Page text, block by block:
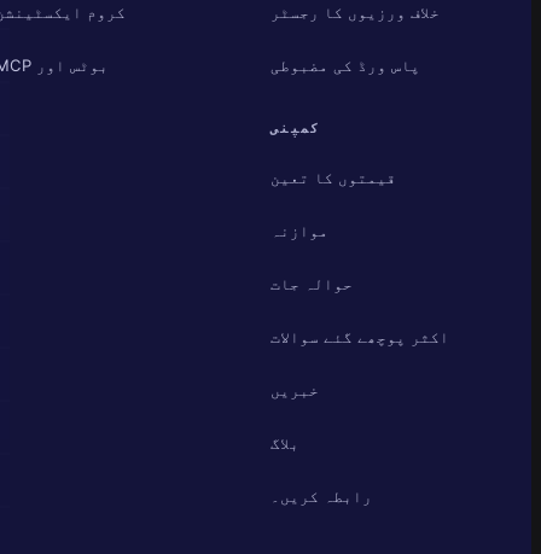
خلاف ورزیوں کا رجسٹر
پاس ورڈ کی مضبوطی
کروم ایکسٹینشن
بوٹس اور MCP
کمپنی
قیمتوں کا تعین
موازنہ
حوالہ جات
اکثر پوچھے گئے سوالات
خبریں
بلاگ
رابطہ کریں۔